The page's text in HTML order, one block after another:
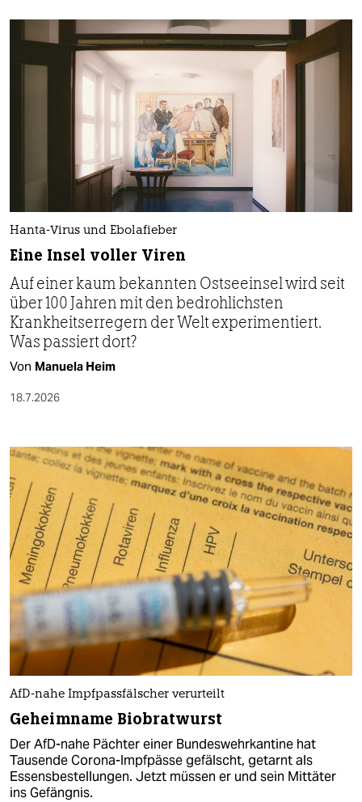
Hanta-Virus und Ebolafieber
Eine Insel voller Viren
Auf einer kaum bekannten Ostseeinsel wird seit
über 100 Jahren mit den bedrohlichsten
Krankheitserregern der Welt experimentiert.
Was passiert dort?
Von Manuela Heim
18.7.2026
AfD-nahe Impfpassfälscher verurteilt
Geheimname Biobratwurst
Der AfD-nahe Pächter einer Bundeswehrkantine hat
Tausende Corona-Impfpässe gefälscht, getarnt als
Essensbestellungen. Jetzt müssen er und sein Mittäter
ins Gefängnis.